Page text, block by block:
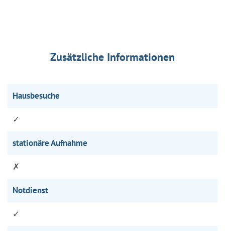
Zusätzliche Informationen
Hausbesuche
✓
stationäre Aufnahme
✗
Notdienst
✓